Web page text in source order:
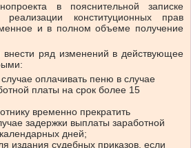
в пояснительной записке
реализации конституционных прав
и в полном объеме получение
внести ряд изменений в действующее
оплачивать пеню в случае
платы на срок более 15
временно прекратить
задержки выплаты заработной
дней;
издания судебных приказов, если